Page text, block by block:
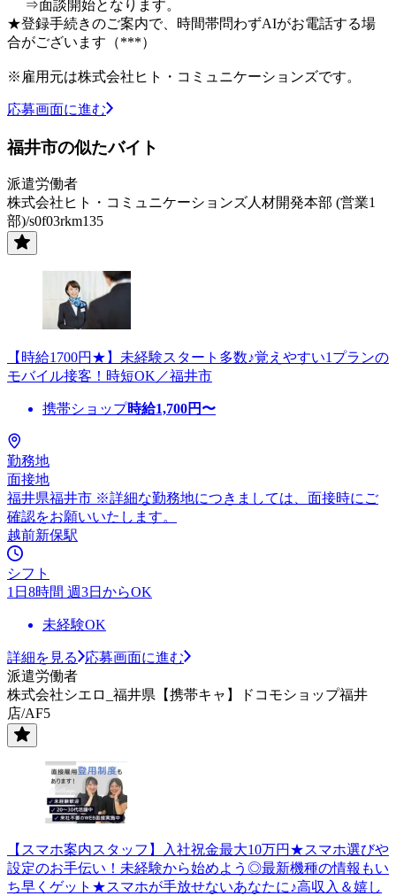
⇒面談開始となります。
★登録手続きのご案内で、時間帯問わずAIがお電話する場
合がございます（***）
※雇用元は株式会社ヒト・コミュニケーションズです。
応募画面に進む
福井市の似たバイト
派遣労働者
株式会社ヒト・コミュニケーションズ人材開発本部 (営業1
部)/s0f03rkm135
【時給1700円★】未経験スタート多数♪覚えやすい1プランの
モバイル接客！時短OK／福井市
携帯ショップ時給1,700円〜
勤務地
面接地
福井県福井市 ※詳細な勤務地につきましては、面接時にご
確認をお願いいたします。
越前新保駅
シフト
1日8時間 週3日からOK
未経験OK
詳細を見る
応募画面に進む
派遣労働者
株式会社シエロ_福井県【携帯キャ】ドコモショップ福井
店/AF5
【スマホ案内スタッフ】入社祝金最大10万円★スマホ選びや
設定のお手伝い！未経験から始めよう◎最新機種の情報もい
ち早くゲット★スマホが手放せないあなたに♪高収入＆嬉し